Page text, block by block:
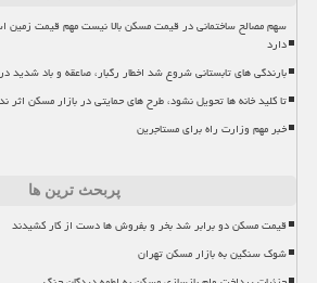
سهم مصالح ساختمانی در قیمت مسکن بالا نیست مهم قیمت
دارد
بارندگی های تابستانی شروع شد اخطار رگبار، صاعقه و باد شدید در ۵ استان
تا کلید خانه ها تحویل نشود، طرح های حمایتی در بازار مسکن اثر
خبر مهم وزارت راه برای مستاجرین
پربحث ترین ها
قیمت مسکن دو برابر شد بخر و بفروش ها دست از کار کشیدند
شوک سنگین به بازار مسکن تهران